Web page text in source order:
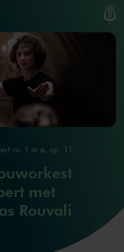
nr. 1 in e, op. 11
met
Rouvali